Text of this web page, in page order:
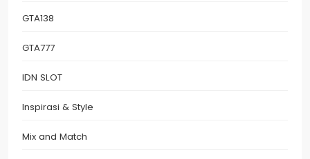
GTA138
GTA777
IDN SLOT
Inspirasi & Style
Mix and Match